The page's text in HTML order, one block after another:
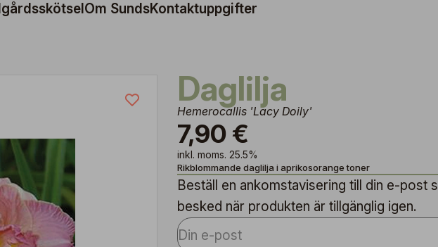
Om SundsKontaktuppgifter
Daglilja
Hemerocallis 'Lacy Doily'
7,90 €
inkl. moms. 25.5%
Rikblommande daglilja i aprikosorange toner
Beställ en ankomstavisering till din e-post
besked när produkten är tillgänglig igen.